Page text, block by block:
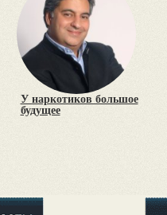
У наркотиков большое
будущее